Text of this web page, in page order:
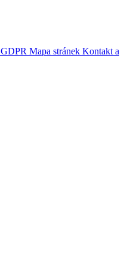
GDPR Mapa stránek Kontakt a